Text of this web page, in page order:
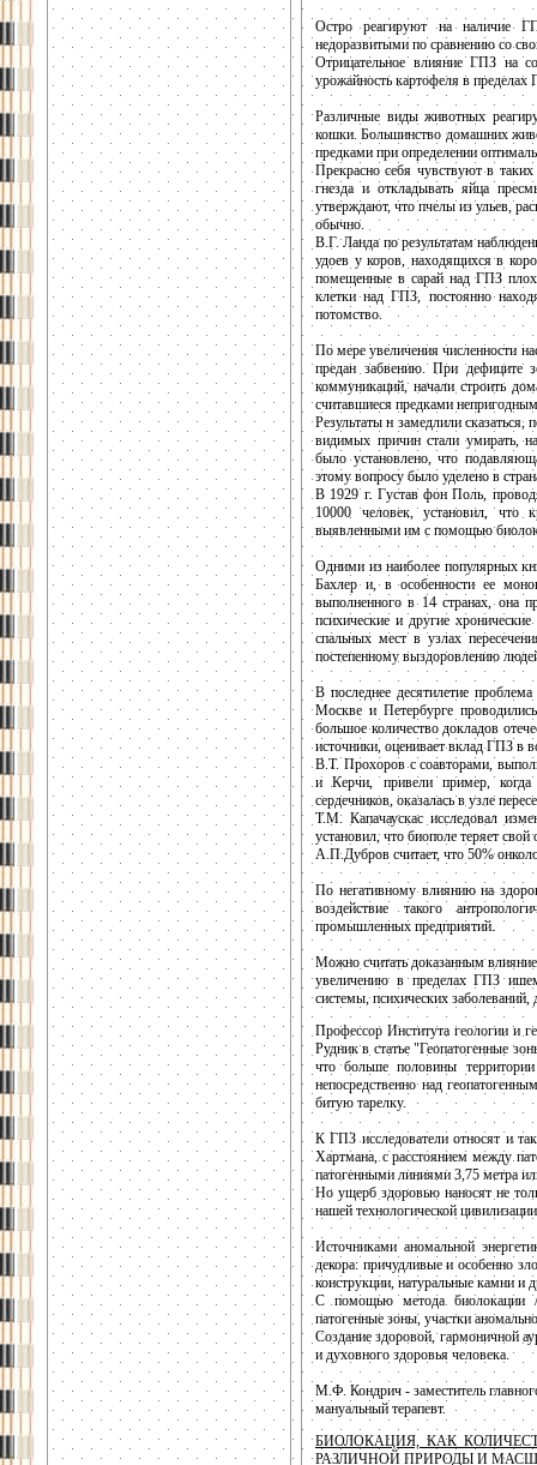
Остро реагируют на наличие
недоразвитыми по сравнению со
Отрицательное влияние ГПЗ на
урожайность картофеля в пределах
Различные виды животных
кошки. Большинство домашних
предками при определении
Прекрасно себя чувствуют в
гнезда и откладывать яйца
утверждают, что пчелы из ульев,
обычно.
В.Г. Ланда по результатам
удоев у коров, находящихся в
помещенные в сарай над ГПЗ
клетки над ГПЗ, постоянно
потомство.
По мере увеличения численности
предан забвению. При дефиците
коммуникаций, начали строить
считавшиеся предками
Результаты н замедлили
видимых причин стали умирать,
было установлено, что
этому вопросу было уделено в
В 1929 г. Густав фон Поль,
10000 человек, установил, что
выявленными им с помощью
Одними из наиболее популярных
Бахлер и, в особенности ее
выполненного в 14 странах, она
психические и другие
спальных мест в узлах
постепенному выздоровлению
В последнее десятилетие
Москве и Петербурге
большое количество докладов
источники, оценивает вклад ГПЗ в
В.Т. Прохоров с соавторами,
и Керчи, привели пример, когда
сердечников, оказалась в узле
Т.М. Капачаускас исследовал
установил, что биополе теряет
А.П.Дубров считает, что 50%
По негативному влиянию на
воздействие такого
промышленных предприятий.
Можно считать доказанным
увеличению в пределах ГПЗ
системы, психических заболеваний,
Профессор Института геологии и
Рудник в статье "Геопатогенные
что больше половины
непосредственно над
битую тарелку.
К ГПЗ исследователи относят и
Хартмана, с расстоянием между
патогенными линиями 3,75 метра
Но ущерб здоровью наносят не
нашей технологической
Источниками аномальной
декора: причудливые и особенно
конструкции, натуральные камни и
С помощью метода биолокации /
патогенные зоны, участки
Создание здоровой, гармоничной
и духовного здоровья человека.
М.Ф. Кондрич - заместитель
мануальный терапевт.
БИОЛОКАЦИЯ, КАК
РАЗЛИЧНОЙ ПРИРОДЫ И